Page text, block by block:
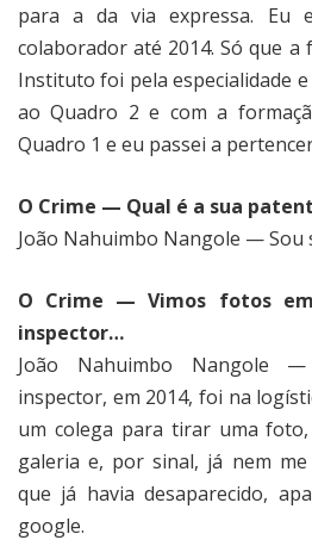
para a da via expressa. Eu
colaborador até 2014. Só que a
Instituto foi pela especialidade e
ao Quadro 2 e com a
Quadro 1 e eu passei a
O Crime — Qual é a sua
João Nahuimbo Nangole — Sou
O Crime — Vimos fotos
inspector…
João Nahuimbo Nangole
inspector, em 2014, foi na
um colega para tirar uma
galeria e, por sinal, já nem me
que já havia desaparecido,
google.